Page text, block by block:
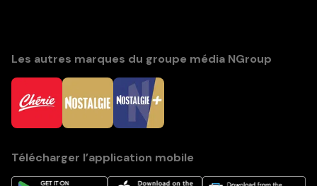
Les autres marques du groupe média NGroup
Télécharger l’application mobile